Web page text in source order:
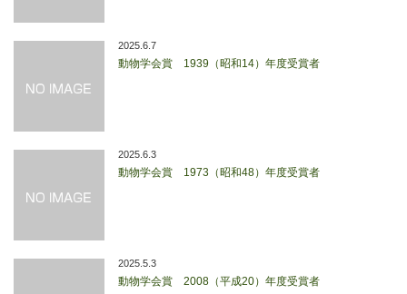
2025.6.7
動物学会賞 1939（昭和14）年度受賞者
2025.6.3
動物学会賞 1973（昭和48）年度受賞者
2025.5.3
動物学会賞 2008（平成20）年度受賞者